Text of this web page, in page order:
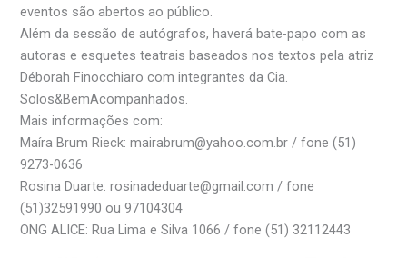
eventos são abertos ao público.
Além da sessão de autógrafos, haverá bate-papo com as
autoras e esquetes teatrais baseados nos textos pela atriz
Déborah Finocchiaro com integrantes da Cia.
Solos&BemAcompanhados.
Mais informações com:
Maíra Brum Rieck: mairabrum@yahoo.com.br / fone (51)
9273-0636
Rosina Duarte: rosinadeduarte@gmail.com / fone
(51)32591990 ou 97104304
ONG ALICE: Rua Lima e Silva 1066 / fone (51) 32112443